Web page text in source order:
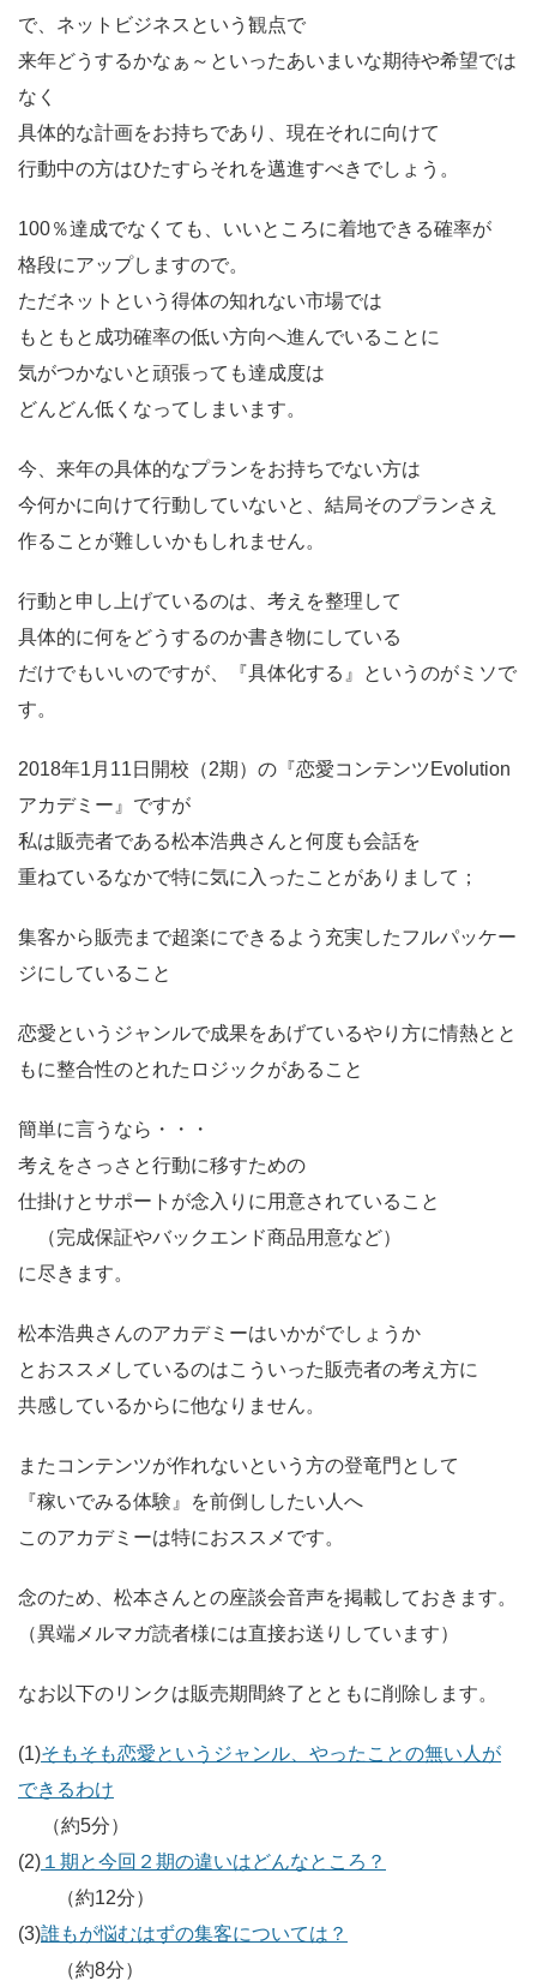
で、ネットビジネスという観点で
来年どうするかなぁ～といったあいまいな期待や希望では
なく
具体的な計画をお持ちであり、現在それに向けて
行動中の方はひたすらそれを邁進すべきでしょう。
100％達成でなくても、いいところに着地できる確率が
格段にアップしますので。
ただネットという得体の知れない市場では
もともと成功確率の低い方向へ進んでいることに
気がつかないと頑張っても達成度は
どんどん低くなってしまいます。
今、来年の具体的なプランをお持ちでない方は
今何かに向けて行動していないと、結局そのプランさえ
作ることが難しいかもしれません。
行動と申し上げているのは、考えを整理して
具体的に何をどうするのか書き物にしている
だけでもいいのですが、『具体化する』というのがミソで
す。
2018年1月11日開校（2期）の『恋愛コンテンツEvolution
アカデミー』ですが
私は販売者である松本浩典さんと何度も会話を
重ねているなかで特に気に入ったことがありまして；
集客から販売まで超楽にできるよう充実したフルパッケー
ジにしていること
恋愛というジャンルで成果をあげているやり方に情熱とと
もに整合性のとれたロジックがあること
簡単に言うなら・・・
考えをさっさと行動に移すための
仕掛けとサポートが念入りに用意されていること
（完成保証やバックエンド商品用意など）
に尽きます。
松本浩典さんのアカデミーはいかがでしょうか
とおススメしているのはこういった販売者の考え方に
共感しているからに他なりません。
またコンテンツが作れないという方の登竜門として
『稼いでみる体験』を前倒ししたい人へ
このアカデミーは特におススメです。
念のため、松本さんとの座談会音声を掲載しておきます。
（異端メルマガ読者様には直接お送りしています）
なお以下のリンクは販売期間終了とともに削除します。
(1)そもそも恋愛というジャンル、やったことの無い人が
できるわけ
（約5分）
(2) １期と今回２期の違いはどんなところ？
（約12分）
(3)誰もが悩むはずの集客については？
（約8分）